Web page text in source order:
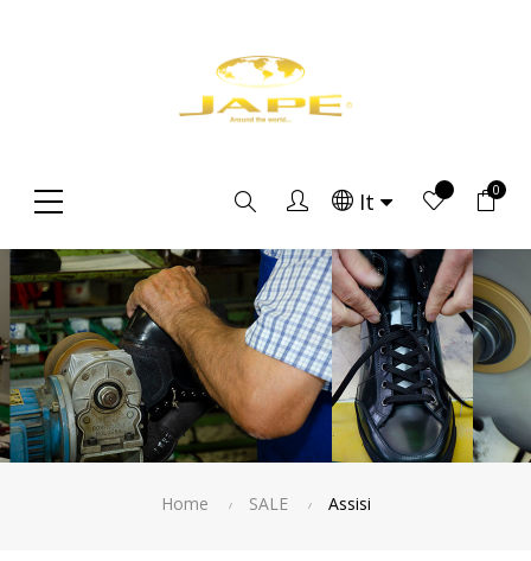
Ricerca It 0
Home SALE Assisi